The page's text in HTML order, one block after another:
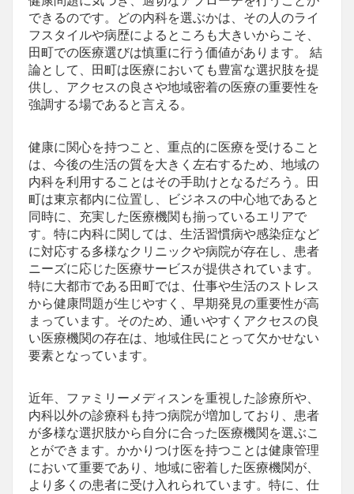
できるのです。どの内科を選ぶかは、その人のライ
フスタイルや病歴によるところも大きいからこそ、
田町での医療選びは慎重に行う価値があります。 結
論として、田町は医療においても豊富な選択肢を提
供し、アクセスの良さや地域密着の医療の重要性を
強調する場であると言える。
健康に関心を持つこと、重点的に医療を受けること
は、今後の生活の質を大きく左右するため、地域の
内科を利用することはその手助けとなるだろう。田
町は東京都内に位置し、ビジネスの中心地であると
同時に、充実した医療機関も揃っているエリアで
す。特に内科に関しては、生活習慣病や感染症など
に対応する多様なクリニックや病院が存在し、患者
ニーズに応じた医療サービスが提供されています。
特に大都市である田町では、仕事や生活のストレス
から健康問題が生じやすく、早期発見の重要性が高
まっています。そのため、通いやすくアクセスの良
い医療機関の存在は、地域住民にとって欠かせない
要素となっています。
近年、ファミリーメディスンを重視した診療所や、
内科以外の診療科も持つ病院が増加しており、患者
が多様な選択肢から自分に合った医療機関を選ぶこ
とができます。かかりつけ医を持つことは健康管理
において重要であり、地域に密着した医療機関が、
より多くの患者に受け入れられています。特に、仕